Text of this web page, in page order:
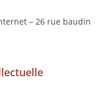
– 26 rue baudin